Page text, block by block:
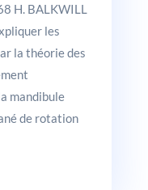
H. BALKWILL
les
la théorie des
mandibule
de rotation